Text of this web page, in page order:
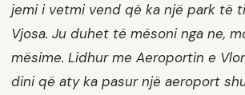
jemi i vetmi vend që ka një park të
Vjosa. Ju duhet të mësoni nga ne,
mësime. Lidhur me Aeroportin e
dini që aty ka pasur një aeroport